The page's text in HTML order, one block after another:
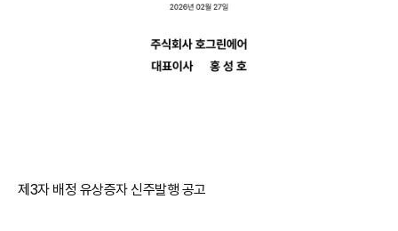
제3자 배정 유상증자 신주발행 공고